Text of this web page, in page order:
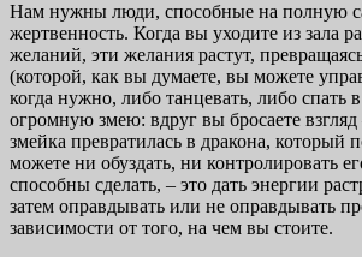
Нам нужны люди, способные на полную
жертвенность. Когда вы уходите из зала
желаний, эти желания растут,
(которой, как вы думаете, вы можете
когда нужно, либо танцевать, либо спать
огромную змею: вдруг вы бросаете взгляд
змейка превратилась в дракона, который
можете ни обуздать, ни контролировать
способны сделать, – это дать энергии
затем оправдывать или не оправдывать
зависимости от того, на чем вы стоите.